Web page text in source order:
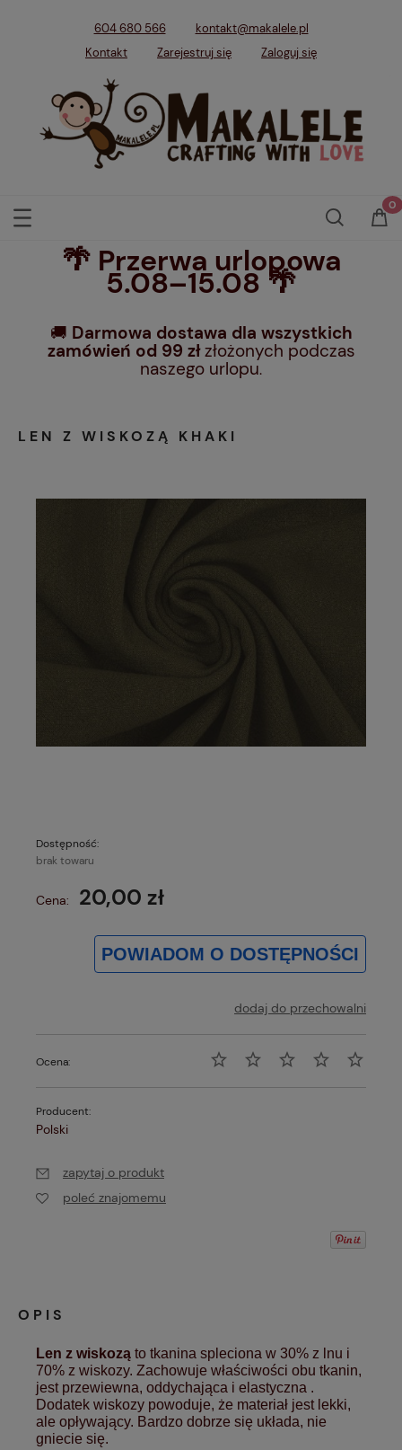
604 680 566
kontakt@makalele.pl
Kontakt
Zarejestruj się Zaloguj się
🌴 Przerwa urlopowa
5.08–15.08 🌴
🚚 Darmowa dostawa dla wszystkich
zamówień od 99 złzłożonych podczas
naszego urlopu.
LEN Z WISKOZĄ KHAKI
Dostępność:
brak towaru
Cena: 20,00 zł
POWIADOM O DOSTĘPNOŚCI
dodaj do przechowalni
Ocena:
Producent:
Polski
zapytaj o produkt
poleć znajomemu
OPIS
Len z wiskozą to tkanina spleciona w 30% z lnu i
70% z wiskozy. Zachowuje właściwości obu tkanin,
jest przewiewna, oddychająca i elastyczna .
Dodatek wiskozy powoduje, że materiał jest lekki,
ale opływający. Bardzo dobrze się układa, nie
gniecie się.